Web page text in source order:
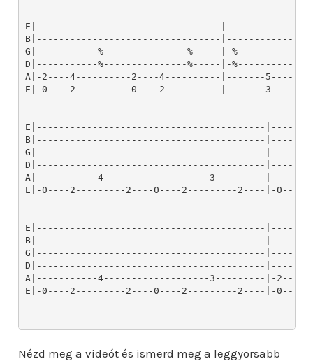
Nézd meg a videót és ismerd meg a leggyorsabb